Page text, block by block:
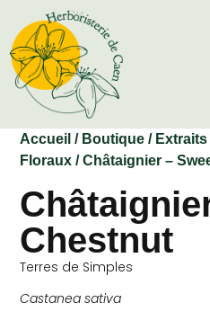
Accueil / Boutique /
Floraux / Châtaignier –
Chestnut
Terres de Simples
Castanea sativa